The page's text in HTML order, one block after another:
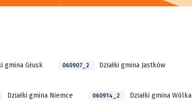
gmina Głusk 060907_2 Działki gmina Jastków
Działki gmina Niemce 060914_2 Działki gmina Wólka